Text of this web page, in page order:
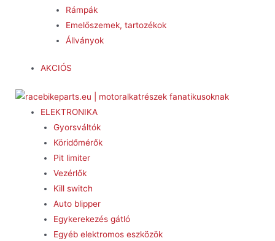
Rámpák
Emelőszemek, tartozékok
Állványok
AKCIÓS
ELEKTRONIKA
Gyorsváltók
Köridőmérők
Pit limiter
Vezérlők
Kill switch
Auto blipper
Egykerekezés gátló
Egyéb elektromos eszközök